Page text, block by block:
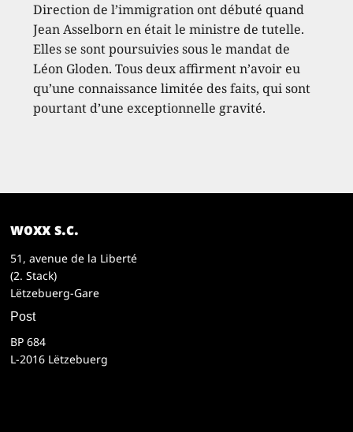
Direction de l’immigration ont débuté quand
Jean Asselborn en était le ministre de tutelle.
Elles se sont poursuivies sous le mandat de
Léon Gloden. Tous deux affirment n’avoir eu
qu’une connaissance limitée des faits, qui sont
pourtant d’une exceptionnelle gravité.
woxx s.c.
51, avenue de la Liberté
(2. Stack)
Lëtzebuerg-Gare
Post
BP 684
L-2016 Lëtzebuerg